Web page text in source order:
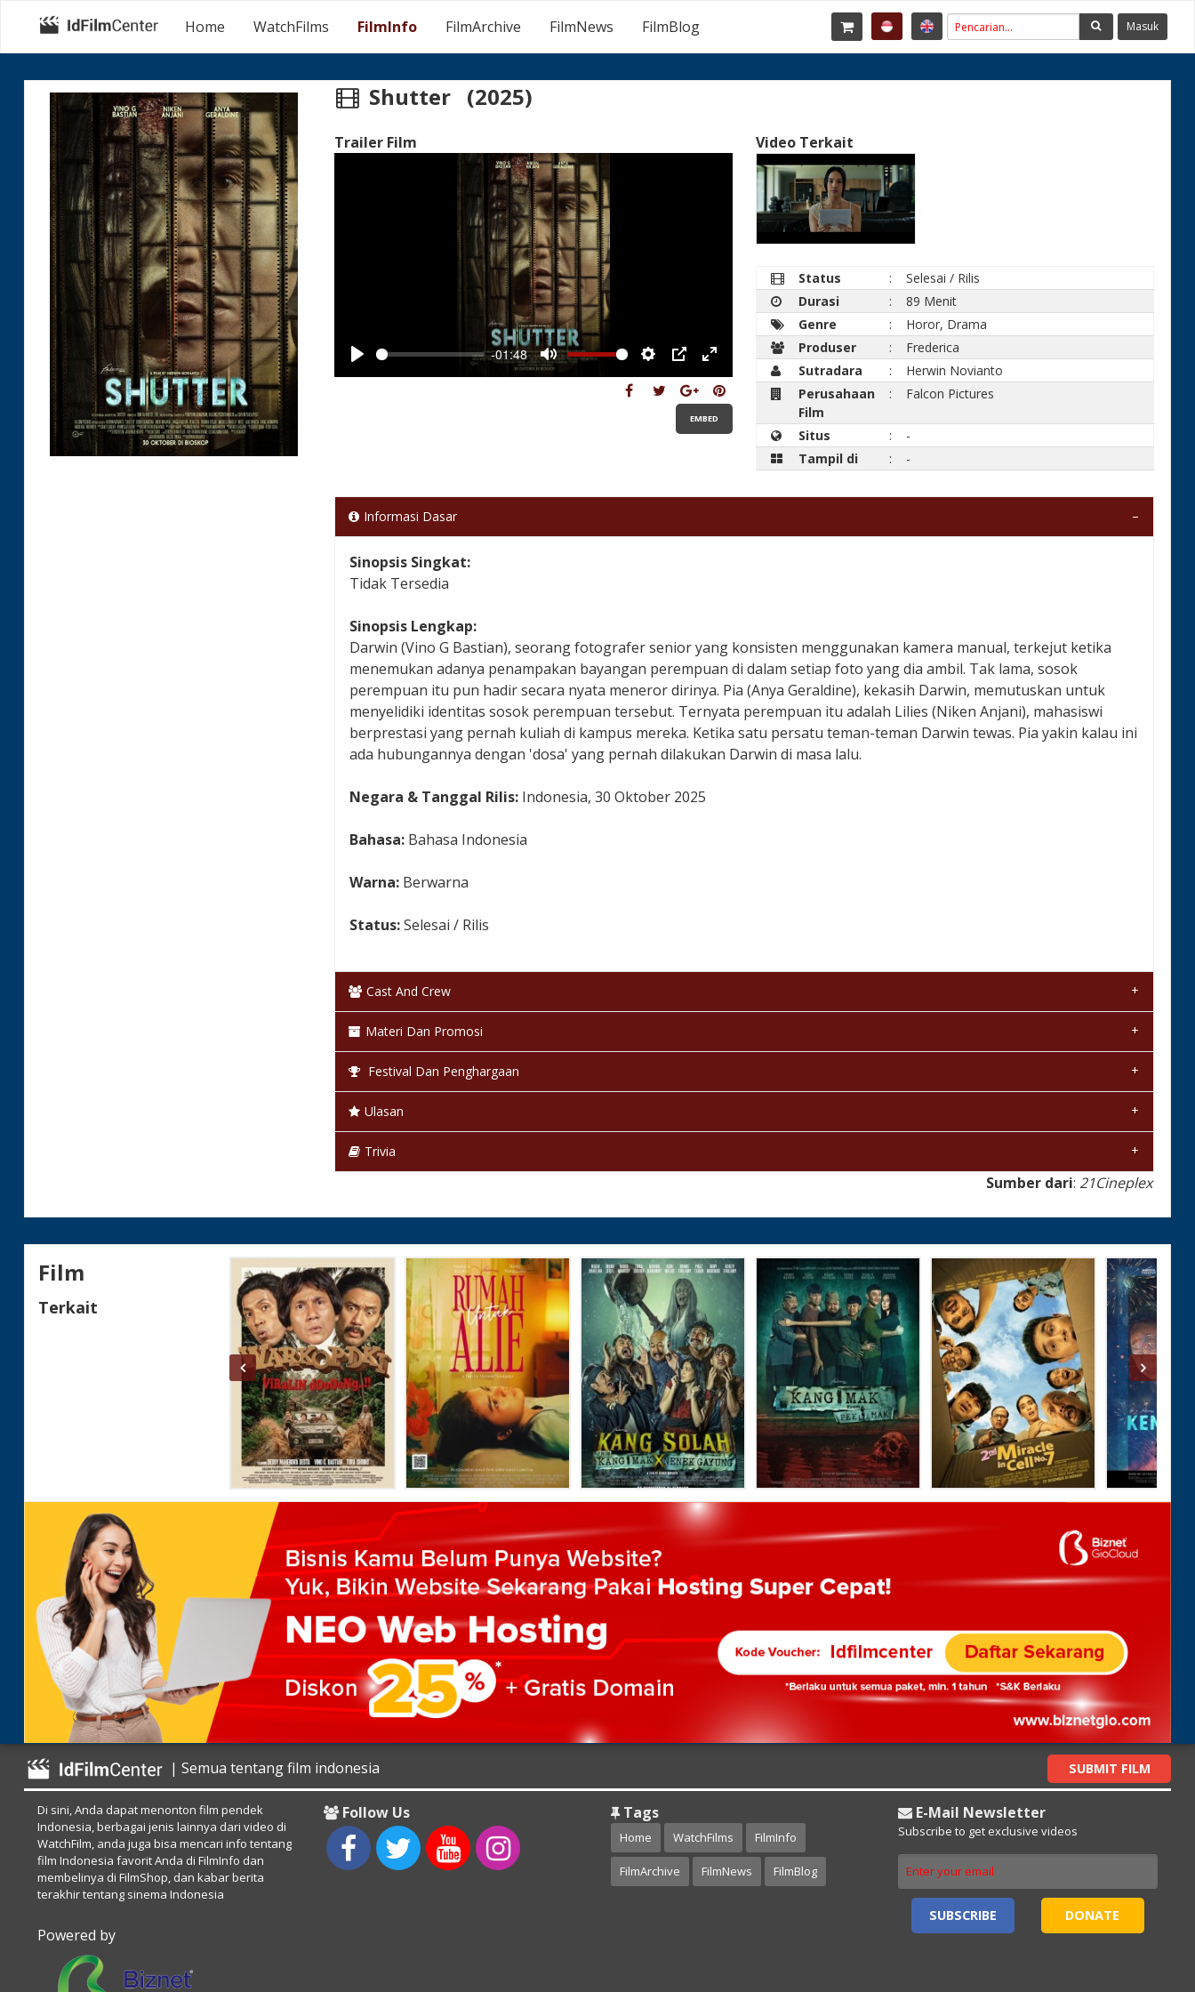
Home WatchFilms FilmInfo FilmArchive FilmNews FilmBlog Masuk
Shutter (2025)
Trailer Film
Play
-01:48
Mute Settings
PIP Enter
fullscreen
EMBED
Video Terkait
Status :
Selesai / Rilis
Durasi
:
89 Menit
Genre
:
Horor, Drama
Produser
:
Frederica
Sutradara
:
Herwin Novianto
Perusahaan
Film
: Falcon Pictures
Situs :
-
Tampil di
: -
Informasi Dasar
Sinopsis Singkat:
Tidak Tersedia
Sinopsis Lengkap:
Darwin (Vino G Bastian), seorang fotografer senior yang konsisten menggunakan kamera manual, terkejut ketika
menemukan adanya penampakan bayangan perempuan di dalam setiap foto yang dia ambil. Tak lama, sosok
perempuan itu pun hadir secara nyata meneror dirinya. Pia (Anya Geraldine), kekasih Darwin, memutuskan untuk
menyelidiki identitas sosok perempuan tersebut. Ternyata perempuan itu adalah Lilies (Niken Anjani), mahasiswi
berprestasi yang pernah kuliah di kampus mereka. Ketika satu persatu teman-teman Darwin tewas. Pia yakin kalau ini
ada hubungannya dengan 'dosa' yang pernah dilakukan Darwin di masa lalu.
Negara & Tanggal Rilis: Indonesia, 30 Oktober 2025
Bahasa: Bahasa Indonesia
Warna: Berwarna
Status:Selesai / Rilis
Cast And Crew
Materi Dan Promosi
Festival Dan Penghargaan
Ulasan
Trivia
Sumber dari: 21Cineplex
Film
Terkait
| Semua tentang film indonesia SUBMIT FILM
Di sini, Anda dapat menonton film pendek
Indonesia, berbagai jenis lainnya dari video di
WatchFilm, anda juga bisa mencari info tentang
film Indonesia favorit Anda di FilmInfo dan
membelinya di FilmShop, dan kabar berita
terakhir tentang sinema Indonesia
Powered by
Follow Us Tags
Home WatchFilms FilmInfo
FilmArchive FilmNews FilmBlog
E-Mail Newsletter
Subscribe to get exclusive videos
SUBSCRIBE DONATE